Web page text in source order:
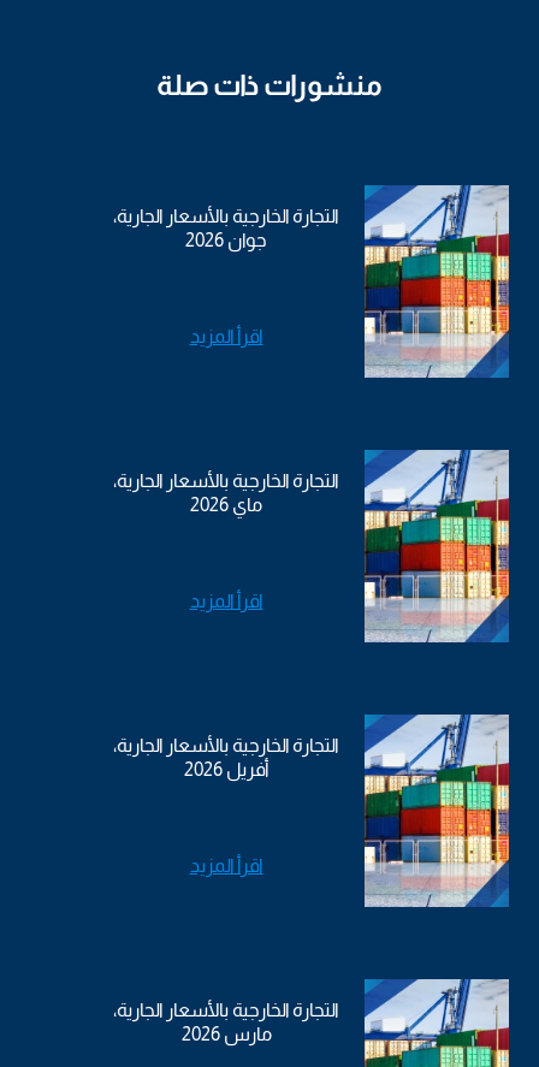
منشورات ذات صلة
التجارة الخارجية بالأسعار الجارية،
جوان 2026
اقرأ المزيد
التجارة الخارجية بالأسعار الجارية،
ماي 2026
اقرأ المزيد
التجارة الخارجية بالأسعار الجارية،
أفريل 2026
اقرأ المزيد
التجارة الخارجية بالأسعار الجارية،
مارس 2026